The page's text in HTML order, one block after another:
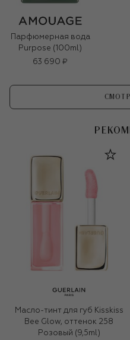
Парфюмерная вода
Purpose (100ml)
63 690 ₽
Масло-тинт для губ Kisskiss
Bee Glow, оттенок 258
Розовый (9,5ml)